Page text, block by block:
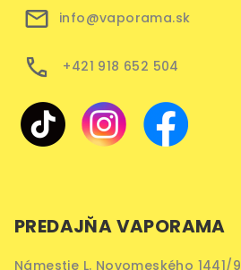
info@vaporama.sk
+421 918 652 504
PREDAJŇA VAPORAMA
Námestie L. Novomeského 1441/9